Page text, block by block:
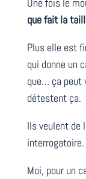
que fait la
Plus elle est
qui donne un
que… ça peut
détestent ça.
Ils veulent de
interrogatoire.
Moi, pour un